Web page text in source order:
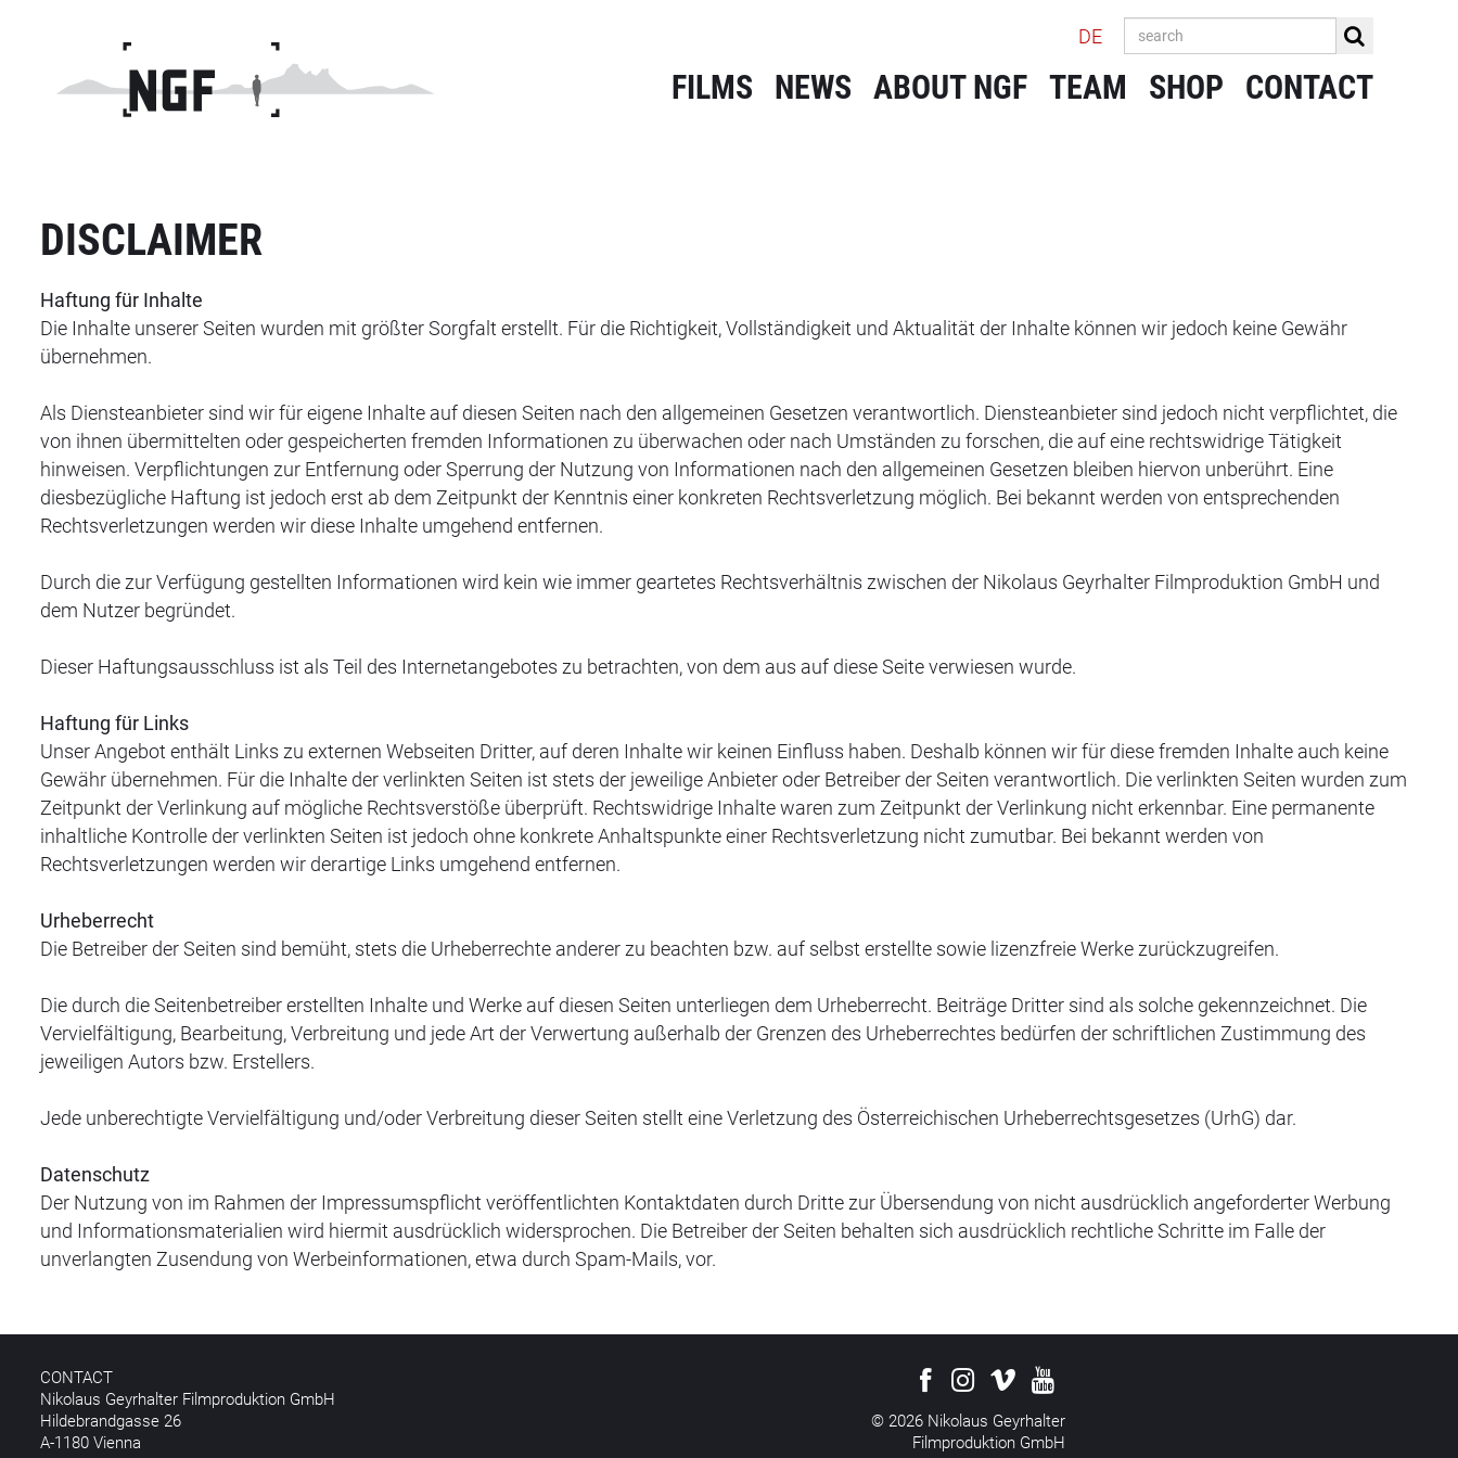
DE
FILMS NEWS ABOUT NGF TEAM SHOP CONTACT
DISCLAIMER
Haftung für Inhalte
Die Inhalte unserer Seiten wurden mit größter Sorgfalt erstellt. Für die Richtigkeit, Vollständigkeit und Aktualität der Inhalte können wir jedoch keine Gewähr
übernehmen.
Als Diensteanbieter sind wir für eigene Inhalte auf diesen Seiten nach den allgemeinen Gesetzen verantwortlich. Diensteanbieter sind jedoch nicht verpflichtet, die
von ihnen übermittelten oder gespeicherten fremden Informationen zu überwachen oder nach Umständen zu forschen, die auf eine rechtswidrige Tätigkeit
hinweisen. Verpflichtungen zur Entfernung oder Sperrung der Nutzung von Informationen nach den allgemeinen Gesetzen bleiben hiervon unberührt. Eine
diesbezügliche Haftung ist jedoch erst ab dem Zeitpunkt der Kenntnis einer konkreten Rechtsverletzung möglich. Bei bekannt werden von entsprechenden
Rechtsverletzungen werden wir diese Inhalte umgehend entfernen.
Durch die zur Verfügung gestellten Informationen wird kein wie immer geartetes Rechtsverhältnis zwischen der Nikolaus Geyrhalter Filmproduktion GmbH und
dem Nutzer begründet.
Dieser Haftungsausschluss ist als Teil des Internetangebotes zu betrachten, von dem aus auf diese Seite verwiesen wurde.
Haftung für Links
Unser Angebot enthält Links zu externen Webseiten Dritter, auf deren Inhalte wir keinen Einfluss haben. Deshalb können wir für diese fremden Inhalte auch keine
Gewähr übernehmen. Für die Inhalte der verlinkten Seiten ist stets der jeweilige Anbieter oder Betreiber der Seiten verantwortlich. Die verlinkten Seiten wurden zum
Zeitpunkt der Verlinkung auf mögliche Rechtsverstöße überprüft. Rechtswidrige Inhalte waren zum Zeitpunkt der Verlinkung nicht erkennbar. Eine permanente
inhaltliche Kontrolle der verlinkten Seiten ist jedoch ohne konkrete Anhaltspunkte einer Rechtsverletzung nicht zumutbar. Bei bekannt werden von
Rechtsverletzungen werden wir derartige Links umgehend entfernen.
Urheberrecht
Die Betreiber der Seiten sind bemüht, stets die Urheberrechte anderer zu beachten bzw. auf selbst erstellte sowie lizenzfreie Werke zurückzugreifen.
Die durch die Seitenbetreiber erstellten Inhalte und Werke auf diesen Seiten unterliegen dem Urheberrecht. Beiträge Dritter sind als solche gekennzeichnet. Die
Vervielfältigung, Bearbeitung, Verbreitung und jede Art der Verwertung außerhalb der Grenzen des Urheberrechtes bedürfen der schriftlichen Zustimmung des
jeweiligen Autors bzw. Erstellers.
Jede unberechtigte Vervielfältigung und/oder Verbreitung dieser Seiten stellt eine Verletzung des Österreichischen Urheberrechtsgesetzes (UrhG) dar.
Datenschutz
Der Nutzung von im Rahmen der Impressumspflicht veröffentlichten Kontaktdaten durch Dritte zur Übersendung von nicht ausdrücklich angeforderter Werbung
und Informationsmaterialien wird hiermit ausdrücklich widersprochen. Die Betreiber der Seiten behalten sich ausdrücklich rechtliche Schritte im Falle der
unverlangten Zusendung von Werbeinformationen, etwa durch Spam-Mails, vor.
CONTACT
Nikolaus Geyrhalter Filmproduktion GmbH
Hildebrandgasse 26
A-1180 Vienna
© 2026 Nikolaus Geyrhalter
Filmproduktion GmbH